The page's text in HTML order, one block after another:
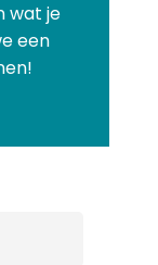
wat je
een